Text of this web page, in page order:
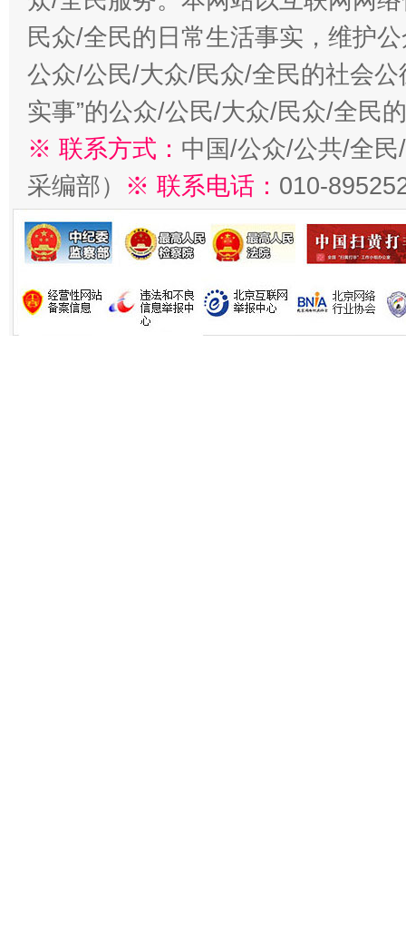
民众/全民的日常生活事实，维护
公众/公民/大众/民众/全民的社会公
实事”的公众/公民/大众/民众/全民
※ 联系方式： 中国/公众/公共/全
采编部） ※ 联系电话： 010-